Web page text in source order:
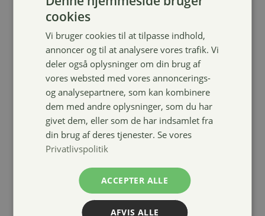
Waldhausen
kardæsk
m/stive børster
59,00kr.
cookies
Vi bruger cookies til at tilpasse indhold,
annoncer og til at analysere vores trafik. Vi
deler også oplysninger om din brug af
vores websted med vores annoncerings-
og analysepartnere, som kan kombinere
dem med andre oplysninger, som du har
givet dem, eller som de har indsamlet fra
din brug af deres tjenester. Se vores
Privatlivspolitik
ACCEPTER ALLE
AFVIS ALLE